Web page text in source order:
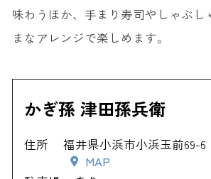
味わうほか、手まり寿司やしゃぶし
まなアレンジで楽しめます。
かぎ孫 津田孫兵衛
住所
福井県小浜市小浜玉前69-
MAP